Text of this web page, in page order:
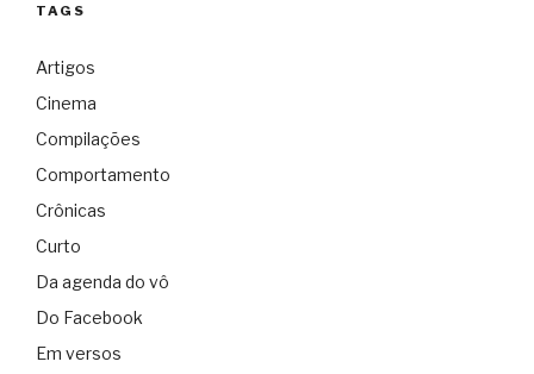
TAGS
Artigos
Cinema
Compilações
Comportamento
Crônicas
Curto
Da agenda do vô
Do Facebook
Em versos